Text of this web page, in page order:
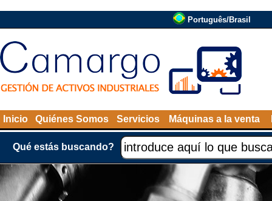
Português/Brasil
Inicio Quiénes Somos Servicios Máquinas a la venta
Qué estás buscando?